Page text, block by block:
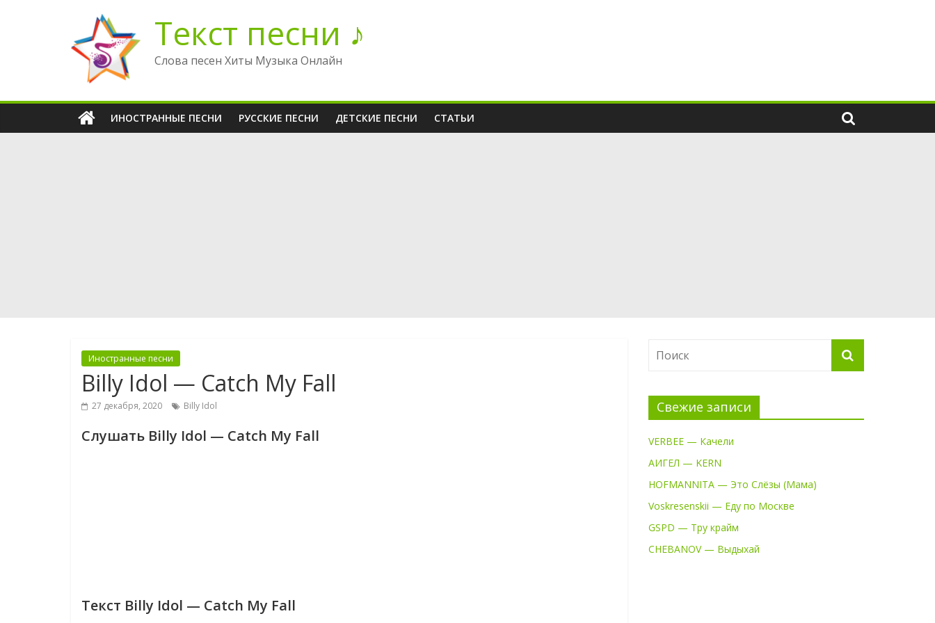
содержимому
Текст песни ♪
Слова песен Хиты Музыка Онлайн
ИНОСТРАННЫЕ ПЕСНИ РУССКИЕ ПЕСНИ ДЕТСКИЕ ПЕСНИ СТАТЬИ
Иностранные песни
Billy Idol — Catch My Fall
27 декабря, 2020 Billy Idol
Слушать Billy Idol — Catch My Fall
Текст Billy Idol — Catch My Fall
Свежие записи
VERBEE — Качели
АИГЕЛ — KERN
HOFMANNITA — Это Слёзы (Мама)
Voskresenskii — Еду по Москве
GSPD — Тру крайм
CHEBANOV — Выдыхай